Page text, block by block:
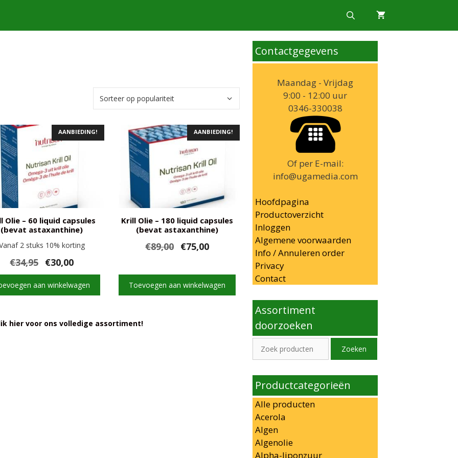
AANBIEDING!
Olie – 60 liquid capsules
(bevat astaxanthine)
2 stuks 10% korting
€34,95
Oorspronkelijke
prijs
€34,95.
€30,00Huidige
€30,00.
aan winkelwagen
AANBIEDING!
Krill Olie – 180 liquid capsules
(bevat astaxanthine)
€89,00
Oorspronkelijke
prijs
€75,00Huidige
Toevoegen aan winkelwagen
hier voor ons volledige assortiment!
Contactgegevens
Maandag - Vrijdag
9:00 - 12:00 uur
0346-330038
Of per E-mail:
info@ugamedia.com
Hoofdpagina
Productoverzicht
Inloggen
Algemene voorwaarden
Info / Annuleren order
Privacy
Contact
Assortiment
doorzoeken
Zoeken
naar:
Zoeken
Productcategorieën
Alle producten
Acerola
Algen
Algenolie
Alpha-liponzuur